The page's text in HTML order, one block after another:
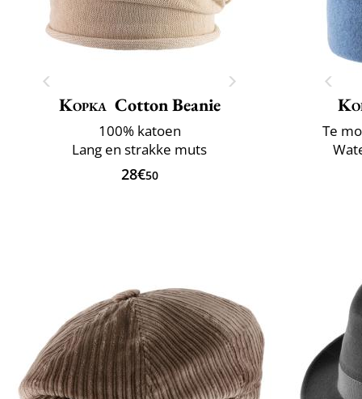
Kopka Cotton Beanie
100% katoen
Lang en strakke muts
28€50
Te